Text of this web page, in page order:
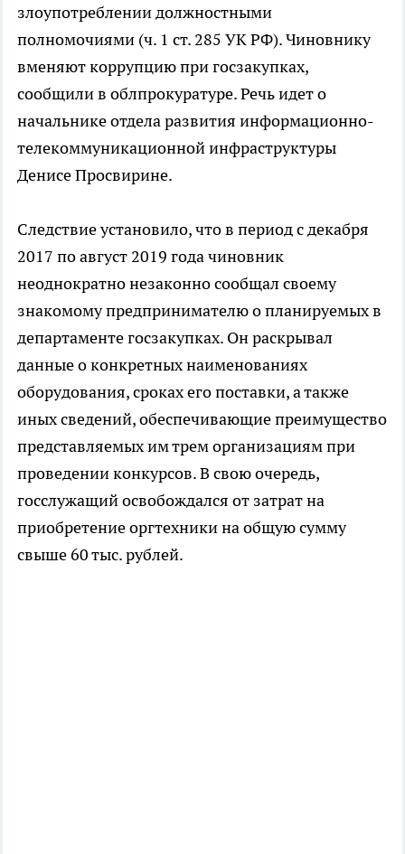
злоупотреблении должностными
полномочиями (ч. 1 ст. 285 УК РФ). Чиновнику
вменяют коррупцию при госзакупках,
сообщили в облпрокуратуре. Речь идет о
начальнике отдела развития информационно-
телекоммуникационной инфраструктуры
Денисе Просвирине.
Следствие установило, что в период с декабря
2017 по август 2019 года чиновник
неоднократно незаконно сообщал своему
знакомому предпринимателю о планируемых в
департаменте госзакупках. Он раскрывал
данные о конкретных наименованиях
оборудования, сроках его поставки, а также
иных сведений, обеспечивающие преимущество
представляемых им трем организациям при
проведении конкурсов. В свою очередь,
госслужащий освобождался от затрат на
приобретение оргтехники на общую сумму
свыше 60 тыс. рублей.